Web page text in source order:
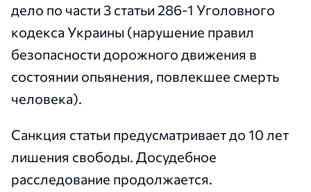
дело по части 3 статьи 286-1 Уголовного
кодекса Украины (нарушение правил
безопасности дорожного движения в
состоянии опьянения, повлекшее смерть
человека).
Санкция статьи предусматривает до 10 лет
лишения свободы. Досудебное
расследование продолжается.